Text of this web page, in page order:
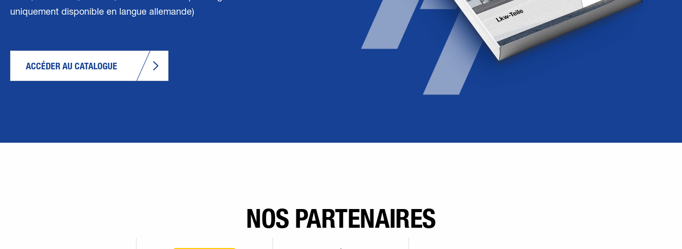
uniquement disponible en langue allemande)
ACCÉDER AU CATALOGUE
NOS PARTENAIRES